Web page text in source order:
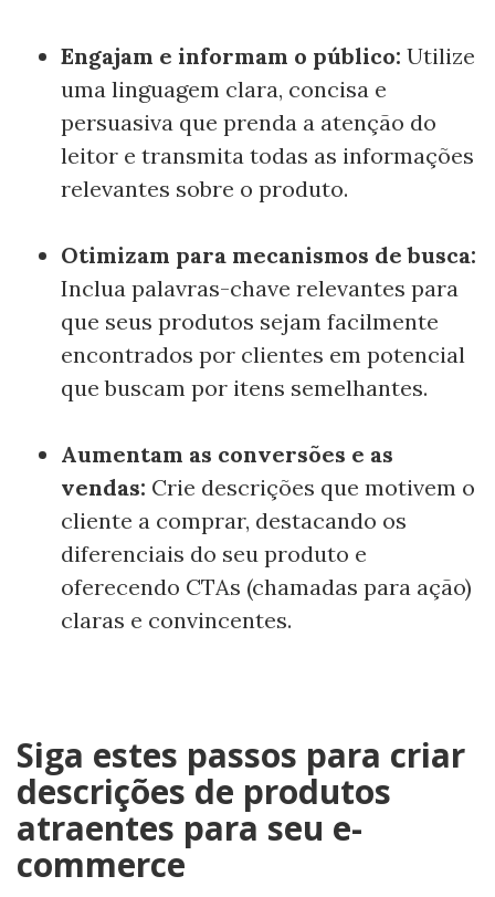
Engajam e informam o público: Utilize
uma linguagem clara, concisa e
persuasiva que prenda a atenção do
leitor e transmita todas as informações
relevantes sobre o produto.
Otimizam para mecanismos de busca:
Inclua palavras-chave relevantes para
que seus produtos sejam facilmente
encontrados por clientes em potencial
que buscam por itens semelhantes.
Aumentam as conversões e as
vendas: Crie descrições que motivem o
cliente a comprar, destacando os
diferenciais do seu produto e
oferecendo CTAs (chamadas para ação)
claras e convincentes.
Siga estes passos para criar
descrições de produtos
atraentes para seu e-
commerce